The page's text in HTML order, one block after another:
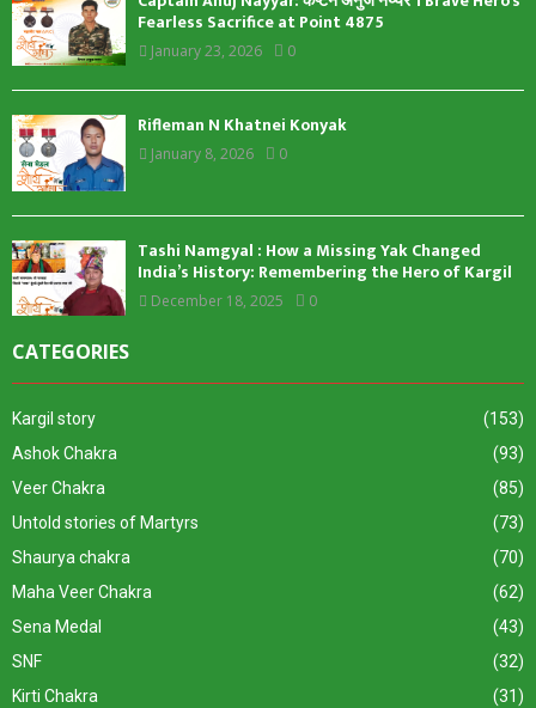
Fearless Sacrifice at Point 4875
January 23, 2026 0
Rifleman N Khatnei Konyak
January 8, 2026 0
Tashi Namgyal : How a Missing Yak Changed
India’s History: Remembering the Hero of Kargil
December 18, 2025 0
CATEGORIES
Kargil story
(153)
Ashok Chakra
(93)
Veer Chakra
(85)
Untold stories of Martyrs
(73)
Shaurya chakra
(70)
Maha Veer Chakra
(62)
Sena Medal
(43)
SNF
(32)
Kirti Chakra
(31)